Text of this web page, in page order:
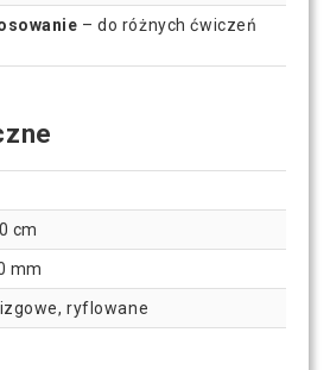
– do różnych ćwiczeń
cm
mm
ryflowane